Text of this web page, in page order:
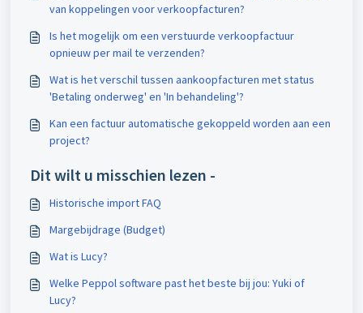
van koppelingen voor verkoopfacturen?
Is het mogelijk om een verstuurde verkoopfactuur
opnieuw per mail te verzenden?
Wat is het verschil tussen aankoopfacturen met status
'Betaling onderweg' en 'In behandeling'?
Kan een factuur automatische gekoppeld worden aan een
project?
Dit wilt u misschien lezen -
Historische import FAQ
Margebijdrage (Budget)
Wat is Lucy?
Welke Peppol software past het beste bij jou: Yuki of
Lucy?